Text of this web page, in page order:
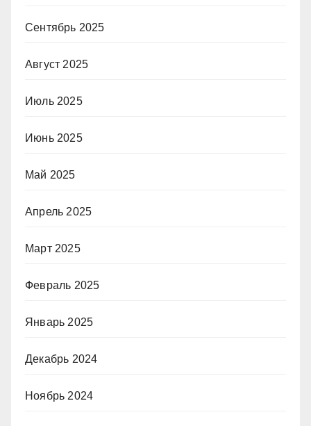
Сентябрь 2025
Август 2025
Июль 2025
Июнь 2025
Май 2025
Апрель 2025
Март 2025
Февраль 2025
Январь 2025
Декабрь 2024
Ноябрь 2024